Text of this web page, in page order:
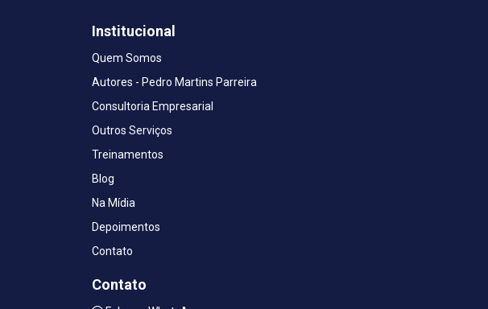
Institucional
Quem Somos
Autores - Pedro Martins Parreira
Consultoria Empresarial
Outros Serviços
Treinamentos
Blog
Na Mídia
Depoimentos
Contato
Contato